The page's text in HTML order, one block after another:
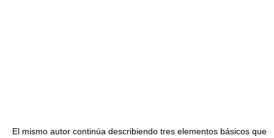
El mismo autor continúa describiendo tres elementos básicos que